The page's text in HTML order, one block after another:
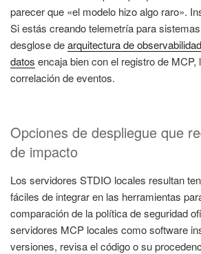
parecer que «el modelo hizo algo raro».
Si estás creando telemetría para
desglose dearquitectura de
datos encaja bien con el registro de
correlación de eventos.
Opciones de despliegue que
de impacto
Los servidores STDIO locales resultan
fáciles de integrar en las herramientas
comparación de la política de seguridad
servidores MCP locales como software
versiones, revisa el código o su